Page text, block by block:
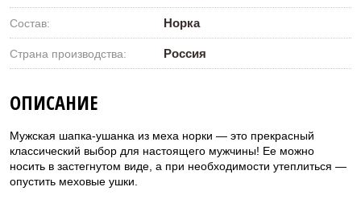
Состав: Норка
Страна производства: Россия
ОПИСАНИЕ
Мужская шапка-ушанка из меха норки — это прекрасный
классический выбор для настоящего мужчины! Ее можно
носить в застегнутом виде, а при необходимости утеплиться —
опустить меховые ушки.